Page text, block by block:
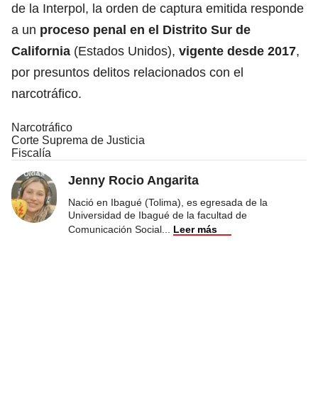
de la Interpol, la orden de captura emitida responde
a un proceso penal en el Distrito Sur de
California (Estados Unidos), vigente desde 2017,
por presuntos delitos relacionados con el
narcotráfico.
Narcotráfico
Corte Suprema de Justicia
Fiscalía
Jenny Rocio Angarita
Nació en Ibagué (Tolima), es egresada de la
Universidad de Ibagué de la facultad de
Comunicación Social
Leer más